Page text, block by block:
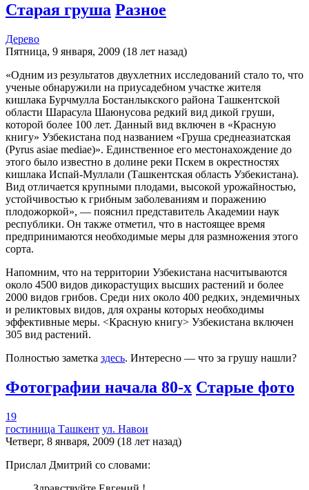
Старая груша Разное
Дерево
Пятница, 9 января, 2009 (18 лет назад)
«Одним из результатов двухлетних исследований стало то, что
ученые обнаружили на приусадебном участке жителя
кишлака Бурчмулла Бостанлыкского района Ташкентской
области Шарасула Шаюнусова редкий вид дикой груши,
которой более 100 лет. Данный вид включен в «Красную
книгу» Узбекистана под названием «Груша среднеазиатская
(Pyrus asiae mediae)». Единственное его местонахождение до
этого было известно в долине реки Пскем в окрестностях
кишлака Испай-Муллали (Ташкентская область Узбекистана).
Вид отличается крупными плодами, высокой урожайностью,
устойчивостью к грибным заболеваниям и поражению
плодожоркой», — пояснил представитель Академии наук
республики. Он также отметил, что в настоящее время
предпринимаются необходимые меры для размножения этого
сорта.
Напомним, что на территории Узбекистана насчитываются
около 4500 видов дикорастущих высших растений и более
2000 видов грибов. Среди них около 400 редких, эндемичных
и реликтовых видов, для охраны которых необходимы
эффективные меры. <Красную книгу> Узбекистана включен
305 вид растений.
Полностью заметка здесь. Интересно — что за грушу нашли?
Фотографии начала 80-х Старые фото
19
гостиница Ташкент ул. Навои
Четверг, 8 января, 2009 (18 лет назад)
Прислал Дмитрий со словами: